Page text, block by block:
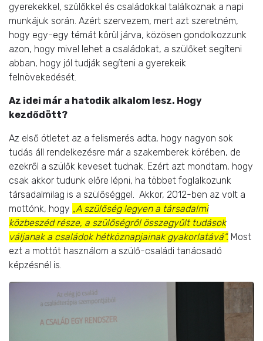
gyerekekkel, szülőkkel és családokkal találkoznak a napi
munkájuk során. Azért szervezem, mert azt szeretném,
hogy egy-egy témát körül járva, közösen gondolkozzunk
azon, hogy mivel lehet a családokat, a szülőket segíteni
abban, hogy jól tudják segíteni a gyerekeik
felnövekedését.
Az idei már a hatodik alkalom lesz. Hogy
kezdődött?
Az első ötletet az a felismerés adta, hogy nagyon sok
tudás áll rendelkezésre már a szakemberek körében, de
ezekről a szülők keveset tudnak. Ezért azt mondtam, hogy
csak akkor tudunk előre lépni, ha többet foglalkozunk
társadalmilag is a szülőséggel. Akkor, 2012-ben az volt a
mottónk, hogy „A szülőség legyen a társadalmi
közbeszéd része, a szülőségről összegyűlt tudások
váljanak a családok hétköznapjainak gyakorlatává”. Most
ezt a mottót használom a szülő-családi tanácsadó
képzésnél is.